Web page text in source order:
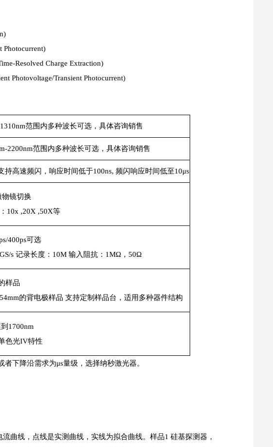
Photocurrent)
Resolved Charge Extraction)
Photovoltage/Transient Photocurrent)
范围内多种波长可选，具体咨询销售
2200nm范围内多种波长可选，具体咨询销售
持高速频闪，响应时间低于100ns, 频闪响应时间低至10μs
镜切换
10x ,20X ,50X等
400ps可选
s 记录长度：10M 输入阻抗：1MΩ，50Ω
样品
的背电极样品 支持定制样品台，适用多种器件结构
1700nm
色光IV特性
下降沿需求为μs量级，选择纳秒激光器。
曲线，点线是实测曲线，实线为拟合曲线。样品1 硅基探测器，